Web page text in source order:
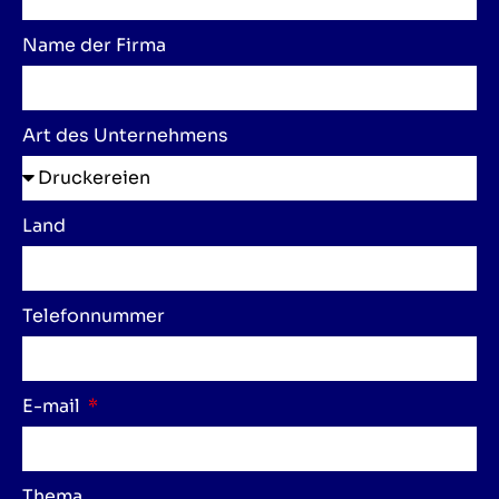
Name der Firma
Art des Unternehmens
Land
Telefonnummer
E-mail